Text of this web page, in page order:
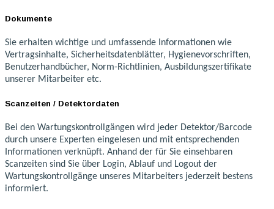
Dokumente
Sie erhalten wichtige und umfassende Informationen wie
Vertragsinhalte, Sicherheitsdatenblätter, Hygienevorschriften,
Benutzerhandbücher, Norm-Richtlinien, Ausbildungszertifikate
unserer Mitarbeiter etc.
Scanzeiten / Detektordaten
Bei den Wartungskontrollgängen wird jeder Detektor/Barcode
durch unsere Experten eingelesen und mit entsprechenden
Informationen verknüpft. Anhand der für Sie einsehbaren
Scanzeiten sind Sie über Login, Ablauf und Logout der
Wartungskontrollgänge unseres Mitarbeiters jederzeit bestens
informiert.